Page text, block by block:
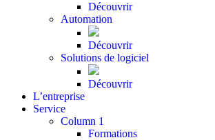
Découvrir
Automation
Découvrir
Solutions de logiciel
Découvrir
L’entreprise
Service
Column 1
Formations